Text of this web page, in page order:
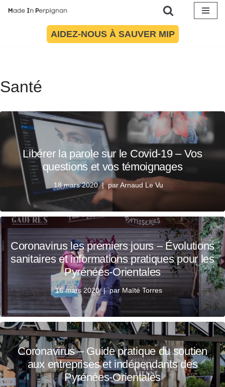
AIDEZ-NOUS À SAUVER MIP
Santé
Libérer la parole sur le Covid-19 – Vos
questions et vos témoignages
18 mars 2020 parArnaud Le Vu
Coronavirus les premiers jours – Évolutions
sanitaires et informations pratiques pour les
Pyrénées-Orientales
16 mars 2020 par Maïté Torres
Coronavirus – Guide pratique du soutien
aux entreprises et indépendants des
Pyrénées-Orientales